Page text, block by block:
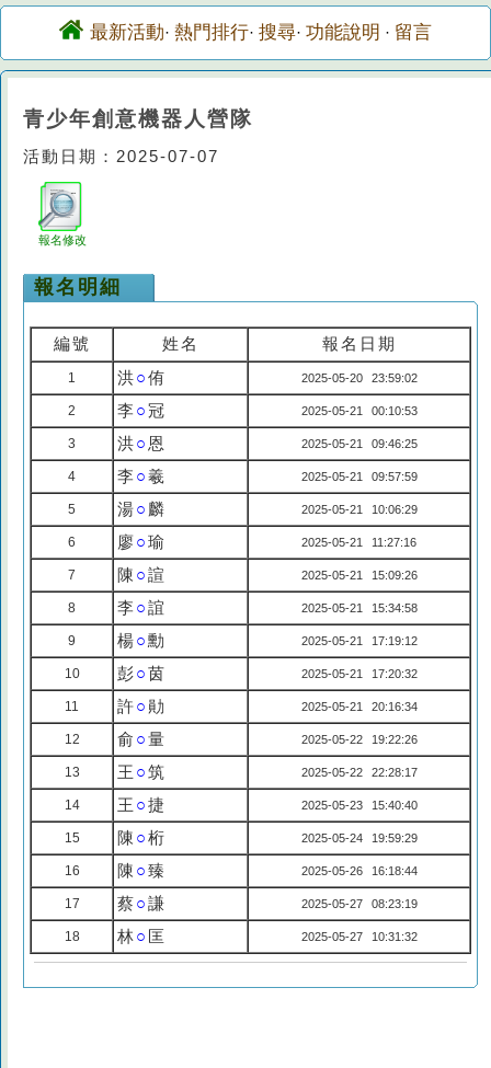
最新活動· 熱門排行· 搜尋· 功能說明 · 留言
青少年創意機器人營隊
活動日期：2025-07-07
報名修改
報名明細
編號 姓名 報名日期
1 洪○侑 2025-05-20 23:59:02
2 李○冠 2025-05-21 00:10:53
3 洪○ 恩 2025-05-21 09:46:25
4 李○羲 2025-05-21 09:57:59
5 湯○ 麟 2025-05-21 10:06:29
6 廖○瑜 2025-05-21 11:27:16
7 陳 ○諠 2025-05-21 15:09:26
8 李○誼 2025-05-21 15:34:58
9 楊○勳 2025-05-21 17:19:12
10 彭○茵 2025-05-21 17:20:32
11 許○ 勛 2025-05-21 20:16:34
12 俞 ○量 2025-05-22 19:22:26
13 王 ○筑 2025-05-22 22:28:17
14 王 ○捷 2025-05-23 15:40:40
15 陳 ○桁 2025-05-24 19:59:29
16 陳 ○臻 2025-05-26 16:18:44
17 蔡○謙 2025-05-27 08:23:19
18 林○ 匡 2025-05-27 10:31:32